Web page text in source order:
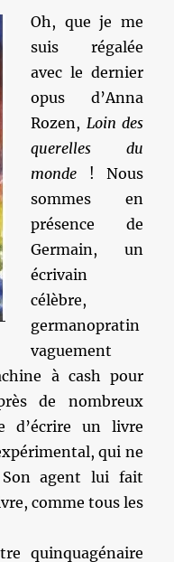
Oh, que je me
suis régalée
avec le dernier
opus d’Anna
Rozen, Loin des
querelles du
monde ! Nous
sommes en
présence de
Germain, un
écrivain
célèbre,
germanopratin
vaguement
à cash pour
de nombreux
d’écrire un livre
qui ne
agent lui fait
comme tous les
quinquagénaire